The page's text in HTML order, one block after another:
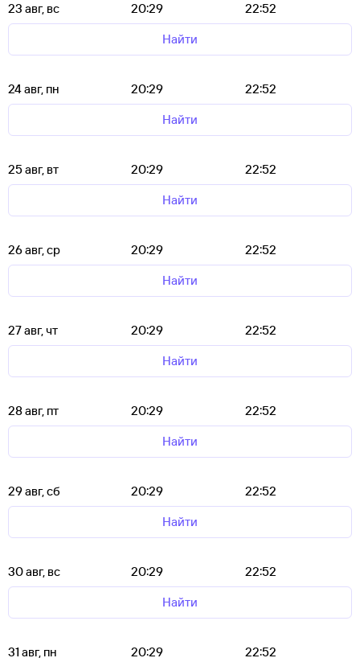
23 авг, вс 20:29
22:52
Найти
24 авг, пн 20:29
22:52
Найти
25 авг, вт 20:29
22:52
Найти
26 авг, ср 20:29
22:52
Найти
27 авг, чт 20:29
22:52
Найти
28 авг, пт 20:29
22:52
Найти
29 авг, сб 20:29
22:52
Найти
30 авг, вс 20:29
22:52
Найти
31 авг, пн 20:29 22:52